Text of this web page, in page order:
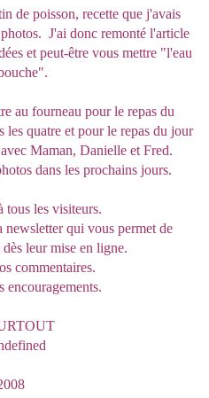
de poisson, recette que j'avais
J'ai donc remonté l'article
et peut-être vous mettre "l'eau
au fourneau pour le repas du
les quatre et pour le repas du jour
Maman, Danielle et Fred.
dans les prochains jours.
tous les visiteurs.
qui vous permet de
leur mise en ligne.
commentaires.
encouragements.